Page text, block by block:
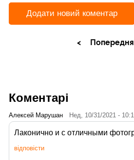
Додати новий коментар
Попередня
Коментарі
Алексей Марушан Нед, 10/31/2021 -
Лаконично и с отличными
відповісти